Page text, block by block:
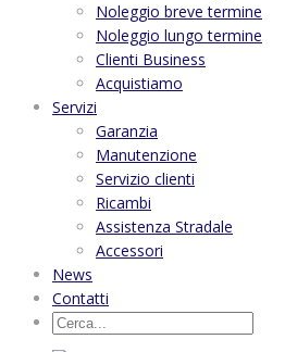
Noleggio breve termine
Noleggio lungo termine
Clienti Business
Acquistiamo
Servizi
Garanzia
Manutenzione
Servizio clienti
Ricambi
Assistenza Stradale
Accessori
News
Contatti